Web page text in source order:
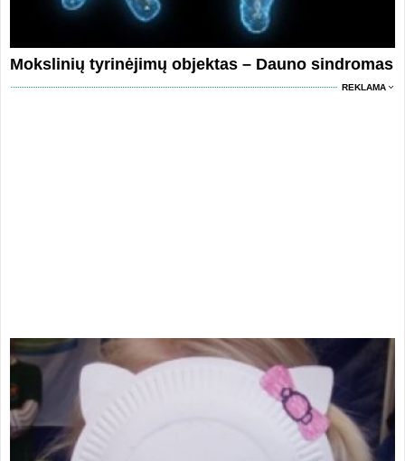
Mokslinių tyrinėjimų objektas – Dauno sindromas
REKLAMA